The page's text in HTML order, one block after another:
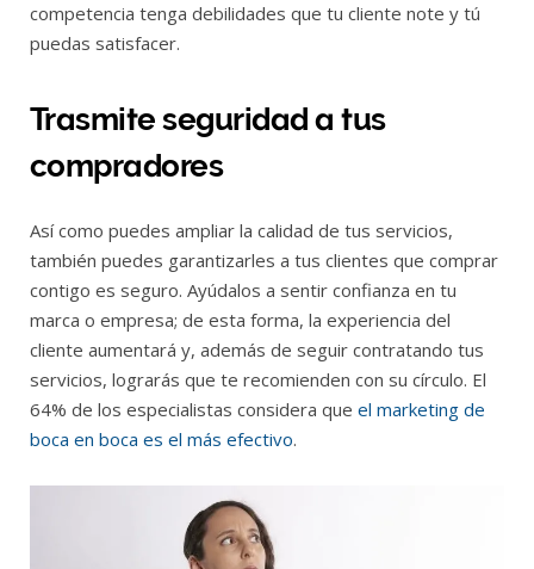
competencia tenga debilidades que tu cliente note y tú
puedas satisfacer.
Trasmite seguridad a tus
compradores
Así como puedes ampliar la calidad de tus servicios,
también puedes garantizarles a tus clientes que comprar
contigo es seguro. Ayúdalos a sentir confianza en tu
marca o empresa; de esta forma, la experiencia del
cliente aumentará y, además de seguir contratando tus
servicios, lograrás que te recomienden con su círculo. El
64% de los especialistas considera que el marketing de
boca en boca es el más efectivo.